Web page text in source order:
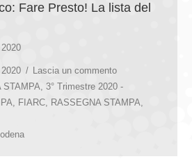
Fare Presto! La lista del
Lascia un commento
STAMPA, 3° Trimestre 2020 -
, FIARC, RASSEGNA STAMPA,